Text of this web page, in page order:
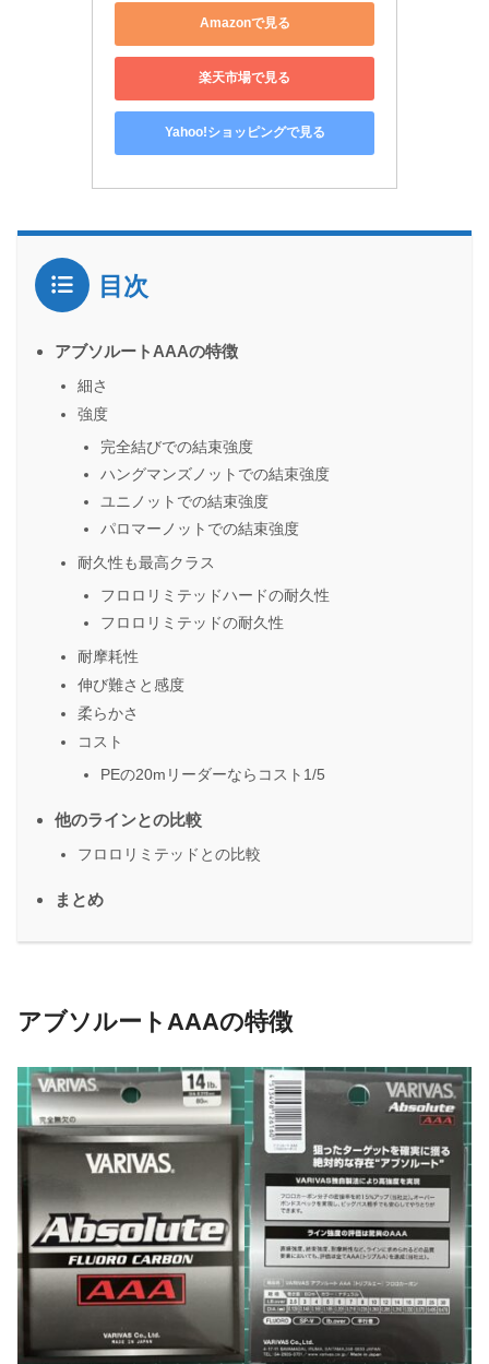
Amazonで見る
楽天市場で見る
Yahoo!ショッピングで見る
目次
アブソルートAAAの特徴
細さ
強度
完全結びでの結束強度
ハングマンズノットでの結束強度
ユニノットでの結束強度
パロマーノットでの結束強度
耐久性も最高クラス
フロロリミテッドハードの耐久性
フロロリミテッドの耐久性
耐摩耗性
伸び難さと感度
柔らかさ
コスト
PEの20mリーダーならコスト1/5
他のラインとの比較
フロロリミテッドとの比較
まとめ
アブソルートAAAの特徴